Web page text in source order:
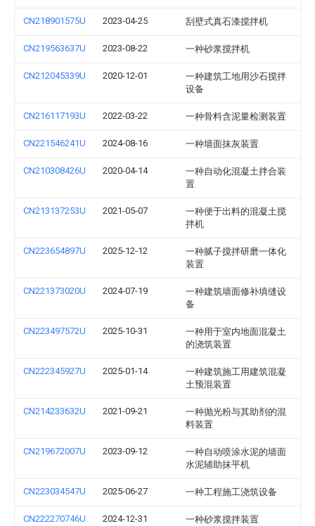
CN218901575U 2023-04-25 刮壁式真石漆搅拌机
CN219563637U 2023-08-22 一种砂浆搅拌机
CN212045339U 2020-12-01
一种建筑工地用沙石搅拌
设备
CN216117193U 2022-03-22 一种骨料含泥量检测装置
CN221546241U 2024-08-16 一种墙面抹灰装置
CN210308426U 2020-04-14
一种自动化混凝土拌合装
置
CN213137253U 2021-05-07
一种便于出料的混凝土搅
拌机
CN223654897U 2025-12-12
一种腻子搅拌研磨一体化
装置
CN221373020U 2024-07-19
一种建筑墙面修补填缝设
备
CN223497572U 2025-10-31
一种用于室内地面混凝土
的浇筑装置
CN222345927U 2025-01-14
一种建筑施工用建筑混凝
土预混装置
CN214233632U 2021-09-21
一种抛光粉与其助剂的混
料装置
CN219672007U 2023-09-12
一种自动喷涂水泥的墙面
水泥辅助抹平机
CN223034547U 2025-06-27 一种工程施工浇筑设备
CN222270746U 2024-12-31 一种砂浆搅拌装置